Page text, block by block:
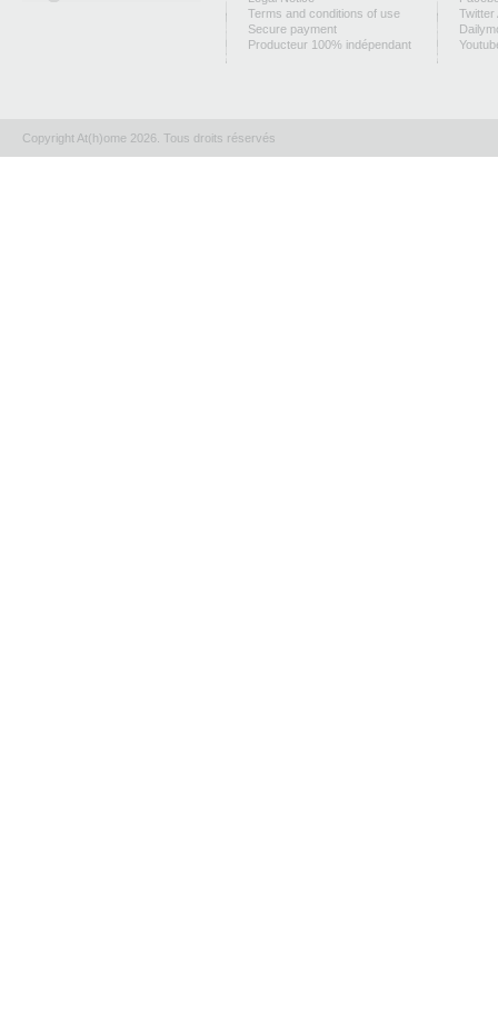
Terms and conditions of use
Secure payment
Producteur 100% indépendant
Twitter
Copyright At(h)ome 2026. Tous droits réservés